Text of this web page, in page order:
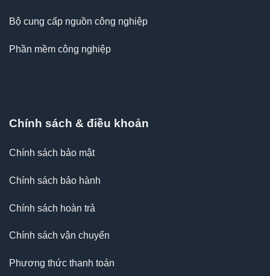
Bộ cung cấp nguồn công nghiệp
Phần mềm công nghiệp
Chính sách & điều khoản
Chính sách bảo mật
Chính sách bảo hành
Chính sách hoàn trả
Chính sách vận chuyển
Phương thức thanh toán